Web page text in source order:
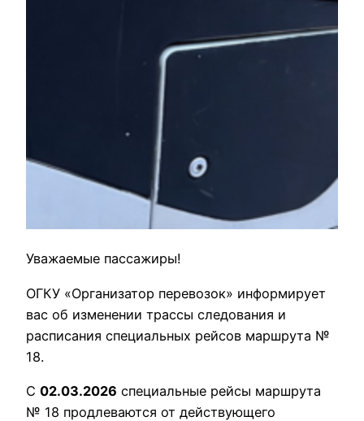
Уважаемые пассажиры!
ОГКУ «Организатор перевозок» информирует
вас об изменении трассы следования и
расписания специальных рейсов маршрута №
18.
С 02.03.2026 специальные рейсы маршрута
№ 18 продлеваются от действующего